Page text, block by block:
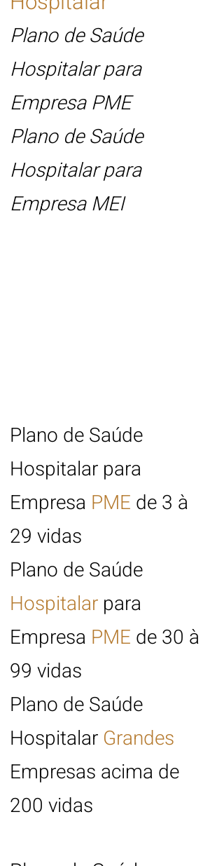
Plano de Saúde
Hospitalar para
Empresa PME
Plano de Saúde
Hospitalar para
Empresa MEI
Plano de Saúde
Hospitalar para
Empresa PME de 3 à
29 vidas
Plano de Saúde
Hospitalar para
Empresa PME de 30 à
99 vidas
Plano de Saúde
Hospitalar Grandes
Empresas acima de
200 vidas